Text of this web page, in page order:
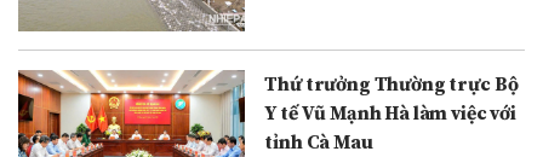
Thứ trưởng Thường trực Bộ
Y tế Vũ Mạnh Hà làm việc với
tỉnh Cà Mau